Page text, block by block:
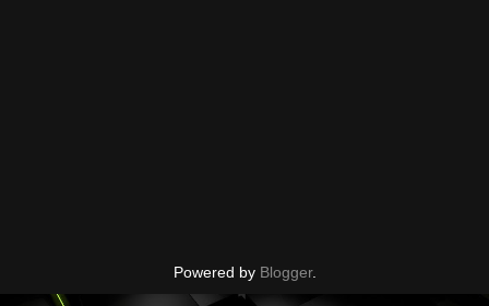
Powered by Blogger.